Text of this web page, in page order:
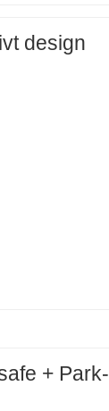
design
+ Park-